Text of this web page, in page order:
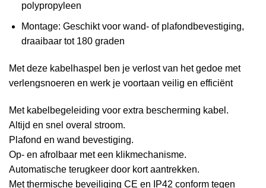
polypropyleen
Montage: Geschikt voor wand- of plafondbevestiging,
draaibaar tot 180 graden
Met deze kabelhaspel ben je verlost van het gedoe met
verlengsnoeren en werk je voortaan veilig en efficiënt
Met kabelbegeleiding voor extra bescherming kabel.
Altijd en snel overal stroom.
Plafond en wand bevestiging.
Op- en afrolbaar met een klikmechanisme.
Automatische terugkeer door kort aantrekken.
Met thermische beveiliging CE en IP42 conform tegen